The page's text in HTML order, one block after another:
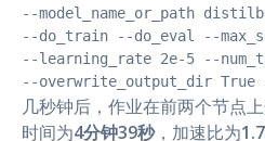
--model_name_or_path
--do_train --do_eval --
--learning_rate 2e-5 --
--overwrite_output_dir True
几秒钟后，作业在前两个节点
时间为4分钟39秒，加速比为